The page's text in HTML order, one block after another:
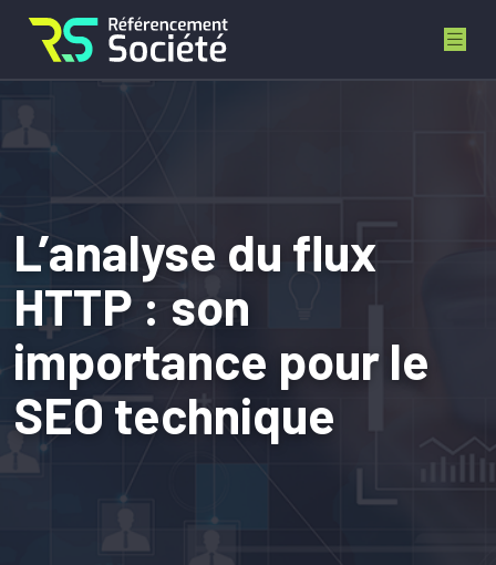
L’analyse du flux
HTTP : son
importance pour le
SEO technique